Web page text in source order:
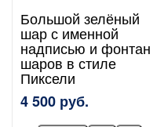
Большой зелёный
шар с именной
надписью и фонтан
шаров в стиле
Пиксели
4 500 руб.